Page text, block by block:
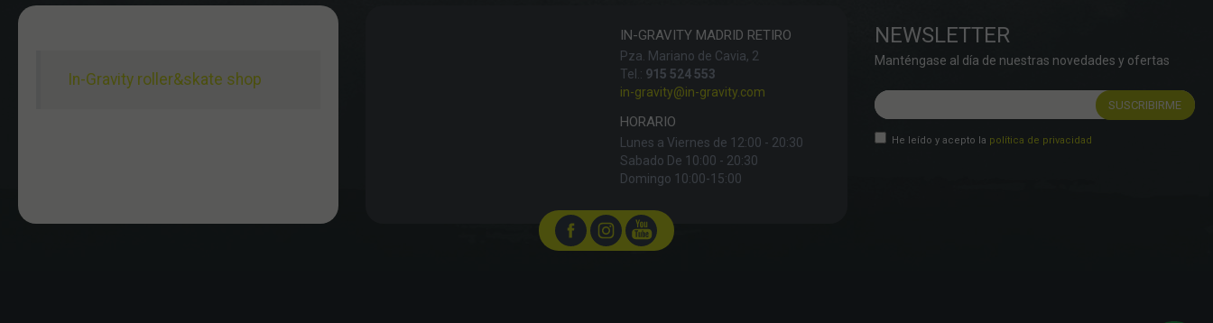
In-Gravity roller&skate shop
IN-GRAVITY MADRID RETIRO
Pza. Mariano de Cavia, 2
Tel.: 915 524 553
in-gravity@in-gravity.com
HORARIO
Lunes a Viernes de 12:00 - 20:30
Sabado De 10:00 - 20:30
Domingo 10:00-15:00
NEWSLETTER
Manténgase al día de nuestras novedades y ofertas
He leído y acepto la política de privacidad